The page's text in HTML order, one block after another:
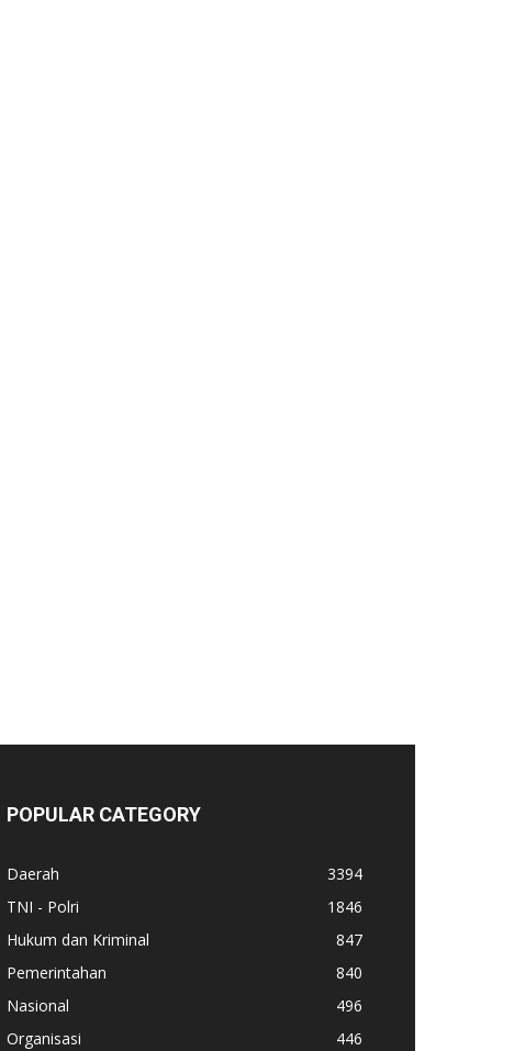
POPULAR CATEGORY
Daerah
3394
TNI - Polri
1846
Hukum dan Kriminal
847
Pemerintahan
840
Nasional
496
Organisasi
446